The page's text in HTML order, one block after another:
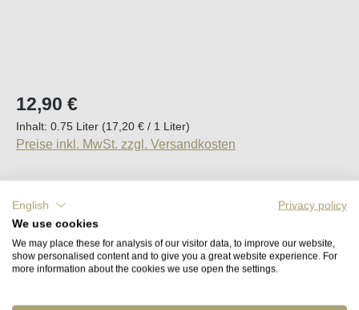
Regulärer Preis:
12,90 €
Inhalt: 0.75 Liter (17,20 € / 1 Liter)
Preise inkl. MwSt. zzgl. Versandkosten
Produkt Anzahl: Gib den gewünschten
English
Privacy policy
We use cookies
We may place these for analysis of our visitor data, to improve our website,
show personalised content and to give you a great website experience. For
more information about the cookies we use open the settings.